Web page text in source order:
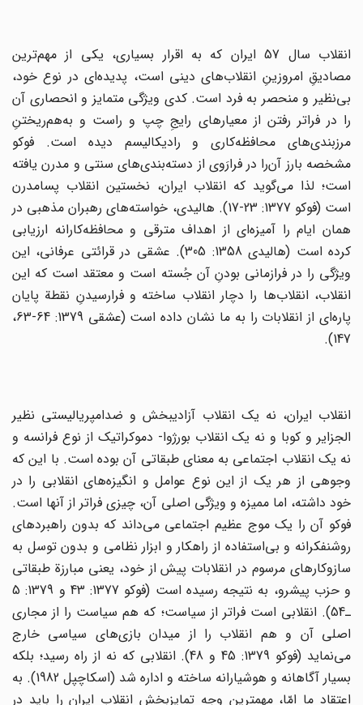
انقلاب‌ سال‌ 57 ایران‌ که‌ به‌ اقرار بسیاری‌، یکی‌ از مهم‌ترین‌
مصادیقِ امروزینِ انقلاب‌های‌ دینی‌ است‌، پدیده‌ای‌ در نوع‌ خود،
بی‌نظیر و منحصر به‌ فرد است‌. کدی‌ ویژگی‌ متمایز و انحصاری‌ آن‌
را در فراتر رفتن‌ از معیارهای‌ رایج‌ِ چپ‌ و راست‌ و به‌هم‌ریختنِ
مرزبندی‌های‌ محافظه‌کاری‌ و رادیکالیسم‌ دیده‌ است. فوکو
مشخصه بارز آن‌را در فرارَوی‌ از دسته‌بندی‌های‌ سنتی‌ و مدرن‌ یافته‌
است‌؛ لذا می‌گوید که‌ انقلاب‌ ایران‌، نخستین‌ انقلاب‌ پسامدرن
‌است (فوکو 1377: 23-17)‌. هالیدی‌، خواسته‌های‌ رهبران‌ مذهبی‌ در
همان‌ ایام‌ را آمیزه‌ای‌ از اهداف‌ مترقی‌ و محافظه‌کارانه‌ ارزیابی‌
کرده‌ است‌ (هالیدی‌ 1358: 305). عشقی‌ در قرائتی‌ عرفانی‌، این‌
ویژگی‌ را در فرازمانی‌ بودنِ آن‌ جُسته‌ است‌ و معتقد است‌ که‌ این‌
انقلاب‌، انقلاب‌ها را دچار انقلاب ‌ساخته‌ و فرارسیدنِ نقطة‌ پایان‌
پاره‌ای‌ از انقلابات‌ را به‌ ما نشان‌ داده‌ است‌ (عشقی‌ 1379: 64-63،
147).
‌انقلاب‌ ایران‌، نه‌ یک‌ انقلاب‌ آزادیبخش‌ و ضدامپریالیستی‌ نظیر
الجزایر و کوبا و نه‌ یک‌ انقلاب‌ بورژوا- دموکراتیک‌ از نوع‌ فرانسه‌ و
نه‌ یک‌ انقلاب‌ اجتماعی‌ به‌ معنای‌ طبقاتی‌ آن‌ بوده‌ است‌. با این‌ که‌
وجوهی‌ از هر یک‌ از این‌ نوع‌ عوامل‌ و انگیزه‌های‌ انقلابی‌ را در
خود داشته‌، اما ممیزه‌ و ویژگی‌ اصلی‌ آن‌، چیزی‌ فراتر از آنها است‌.
فوکو آن‌ را یک‌ موج‌ عظیم‌ اجتماعی‌ می‌داند که‌ بدون‌ راهبردهای
‌روشنفکرانه و بی‌استفاده‌ از راهکار و ابزار نظامی‌ و بدون‌ توسل‌ به‌
سازوکارهای‌ مرسوم‌ در انقلابات‌ پیش‌ از خود، یعنی‌ مبارزة‌ طبقاتی
‌و حزب‌ پیشرو، به‌ نتیجه‌ رسیده‌ است‌ (فوکو 1377: 43 و 1379: 5
ـ54). انقلابی‌ است‌ فراتر از سیاست‌؛ که‌ هم‌ سیاست‌ را از مجاری‌
اصلی‌ آن ‌و هم‌ انقلاب‌ را از میدان‌ بازی‌های‌ سیاسی‌ خارج‌
می‌نماید (فوکو 1379: 45 و 48). انقلابی‌ که‌ نه‌ از راه‌ رسید؛ بلکه‌
بسیار آگاهانه‌ و هوشیارانه‌ ساخته‌ و اداره‌ شد (اسکاچپل 1982). به‌
اعتقاد ما امّا، مهمترین‌ وجه‌ تمایزبخش‌ِ انقلاب‌ ایران‌ را باید در